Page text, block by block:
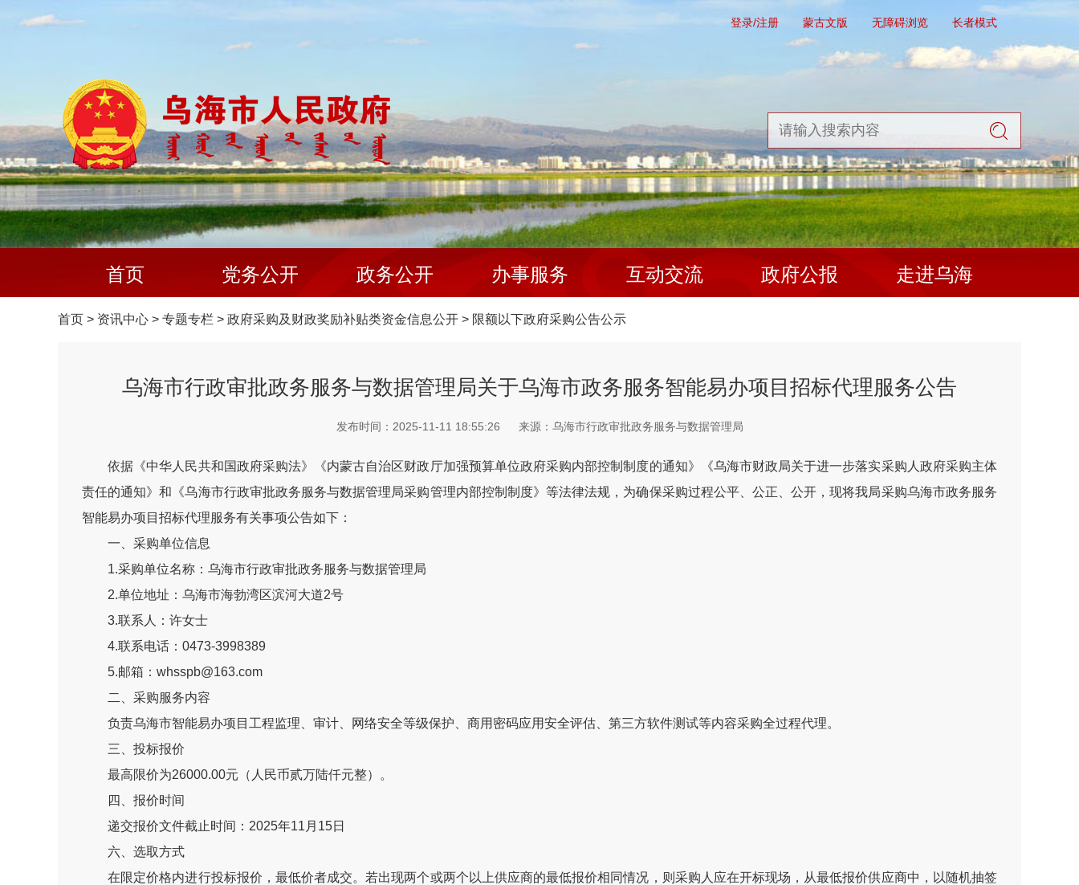
登录/注册 蒙古文版 无障碍浏览 长者模式
首页 党务公开 政务公开 办事服务 互动交流 政府公报 走进乌海
首页 > 资讯中心 > 专题专栏 > 政府采购及财政奖励补贴类资金信息公开 > 限额以下政府采购公告公示
乌海市行政审批政务服务与数据管理局关于乌海市政务服务智能易办项目招标代理服务公告
发布时间：2025-11-11 18:55:26 来源：乌海市行政审批政务服务与数据管理局
依据《中华人民共和国政府采购法》《内蒙古自治区财政厅加强预算单位政府采购内部控制制度的通知》《乌海市财政局关于进一步落实采购人政府采购主体
责任的通知》和《乌海市行政审批政务服务与数据管理局采购管理内部控制制度》等法律法规，为确保采购过程公平、公正、公开，现将我局采购乌海市政务服务
智能易办项目招标代理服务有关事项公告如下：
一、采购单位信息
1.采购单位名称：乌海市行政审批政务服务与数据管理局
2.单位地址：乌海市海勃湾区滨河大道2号
3.联系人：许女士
4.联系电话：0473-3998389
5.邮箱：whsspb@163.com
二、采购服务内容
负责乌海市智能易办项目工程监理、审计、网络安全等级保护、商用密码应用安全评估、第三方软件测试等内容采购全过程代理。
三、投标报价
最高限价为26000.00元（人民币贰万陆仟元整）。
四、报价时间
递交报价文件截止时间：2025年11月15日
六、选取方式
在限定价格内进行投标报价，最低价者成交。若出现两个或两个以上供应商的最低报价相同情况，则采购人应在开标现场，从最低报价供应商中，以随机抽签